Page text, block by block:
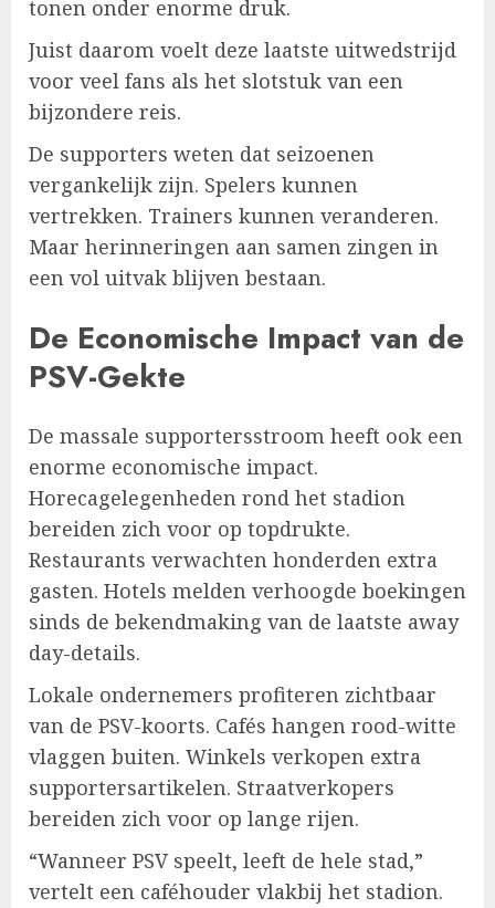
tonen onder enorme druk.
Juist daarom voelt deze laatste uitwedstrijd
voor veel fans als het slotstuk van een
bijzondere reis.
De supporters weten dat seizoenen
vergankelijk zijn. Spelers kunnen
vertrekken. Trainers kunnen veranderen.
Maar herinneringen aan samen zingen in
een vol uitvak blijven bestaan.
De Economische Impact van de
PSV-Gekte
De massale supportersstroom heeft ook een
enorme economische impact.
Horecagelegenheden rond het stadion
bereiden zich voor op topdrukte.
Restaurants verwachten honderden extra
gasten. Hotels melden verhoogde boekingen
sinds de bekendmaking van de laatste away
day-details.
Lokale ondernemers profiteren zichtbaar
van de PSV-koorts. Cafés hangen rood-witte
vlaggen buiten. Winkels verkopen extra
supportersartikelen. Straatverkopers
bereiden zich voor op lange rijen.
“Wanneer PSV speelt, leeft de hele stad,”
vertelt een caféhouder vlakbij het stadion.